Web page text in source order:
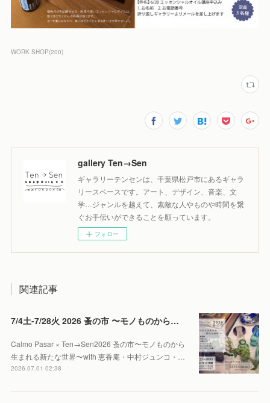
WORK SHOP(200)
gallery Ten→Sen
ギャラリーテンセンは、千葉県松戸市にあるギャラ
リースペースです。アート、デザイン、音楽、文
学…ジャンルを越えて、素敵な人やものや時間を繋
ぐお手伝いができることを願っています。
フォロー
関連記事
7/4土-7/28火 2026 蚤の市 〜モノものから生まれる新たな世界〜
Calmo Pasar × Ten→Sen2026 蚤の市〜モノものから
生まれる新たな世界〜with 恵香庵・中村ジュンコ・…
2026.07.01 02:38